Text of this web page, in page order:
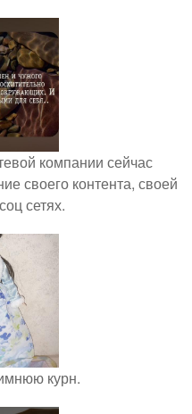
компании сейчас
своего контента, своей
сетях.
курн.